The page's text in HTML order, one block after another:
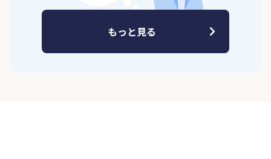
もっと見る